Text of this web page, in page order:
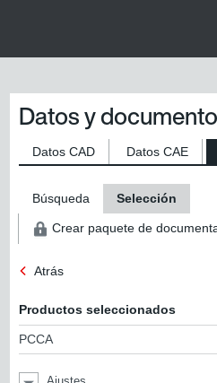
Datos y
Datos CAD Datos CAE
Búsqueda Selección
Crear paquete de
Atrás
Productos seleccionados
PCCA